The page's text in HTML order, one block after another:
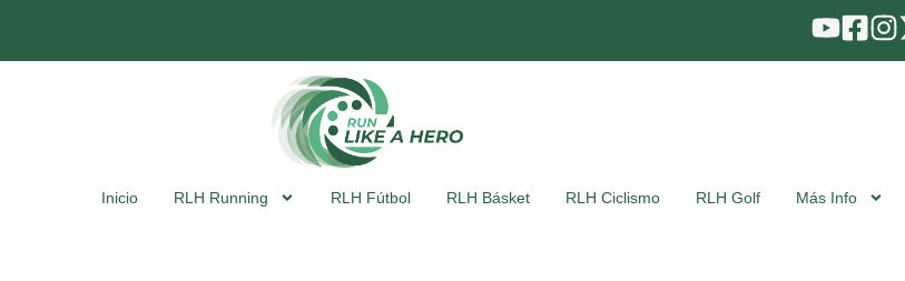
Inicio RLH Running RLH Fútbol RLH Básket RLH Ciclismo RLH Golf Más Info